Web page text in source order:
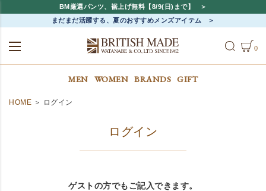
BM厳選パンツ、裾上げ無料【8/9(日)まで】
まだまだ活躍する、夏のおすすめメンズアイテム
0
MEN WOMEN BRANDS GIFT
HOME ログイン
ログイン
ゲストの方でもご記入できます。